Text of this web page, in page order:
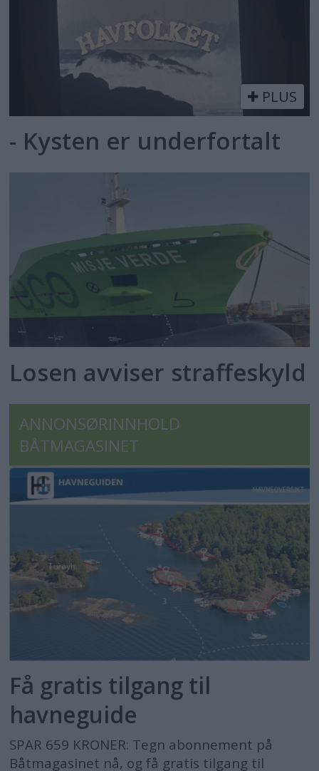
PLUS
- Kysten er underfortalt
Losen avviser straffeskyld
ANNONSØRINNHOLD
BÅTMAGASINET
Få gratis tilgang til
havneguide
SPAR 659 KRONER: Tegn abonnement på
Båtmagasinet nå, og få gratis tilgang til